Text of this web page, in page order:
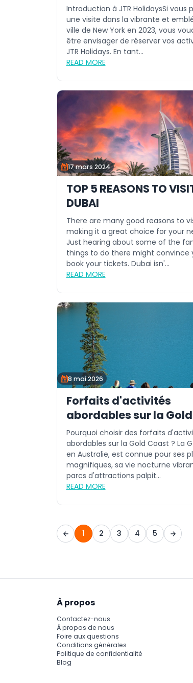
Introduction à JTR HolidaysSi vous
une visite dans la vibrante et
ville de New York en 2023, vous
être envisager de réserver vos
JTR Holidays. En tant...
READ MORE
17 mars 2024
TOP 5 REASONS TO
DUBAI
There are many good reasons to
making it a great choice for your
Just hearing about some of the
things to do there might convince
book your tickets. Dubai isn'...
READ MORE
8 mai 2026
Forfaits d'activités
abordables sur la
pour tous
Pourquoi choisir des forfaits
abordables sur la Gold Coast ? La
en Australie, est connue pour ses
magnifiques, sa vie nocturne
parcs d'attractions palpit...
READ MORE
1 2 3 4 5
À propos
Contactez-nous
À propos de nous
Foire aux questions
Conditions générales
Politique de confidentialité
Blog